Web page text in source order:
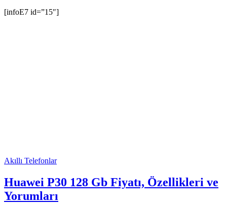
[infoE7 id=”15″]
Akıllı Telefonlar
Huawei P30 128 Gb Fiyatı, Özellikleri ve
Yorumları